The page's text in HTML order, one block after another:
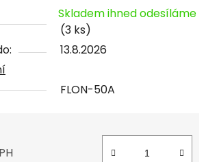
Skladem ihned odesíláme
(3 ks)
13.8.2026
FLON-50A